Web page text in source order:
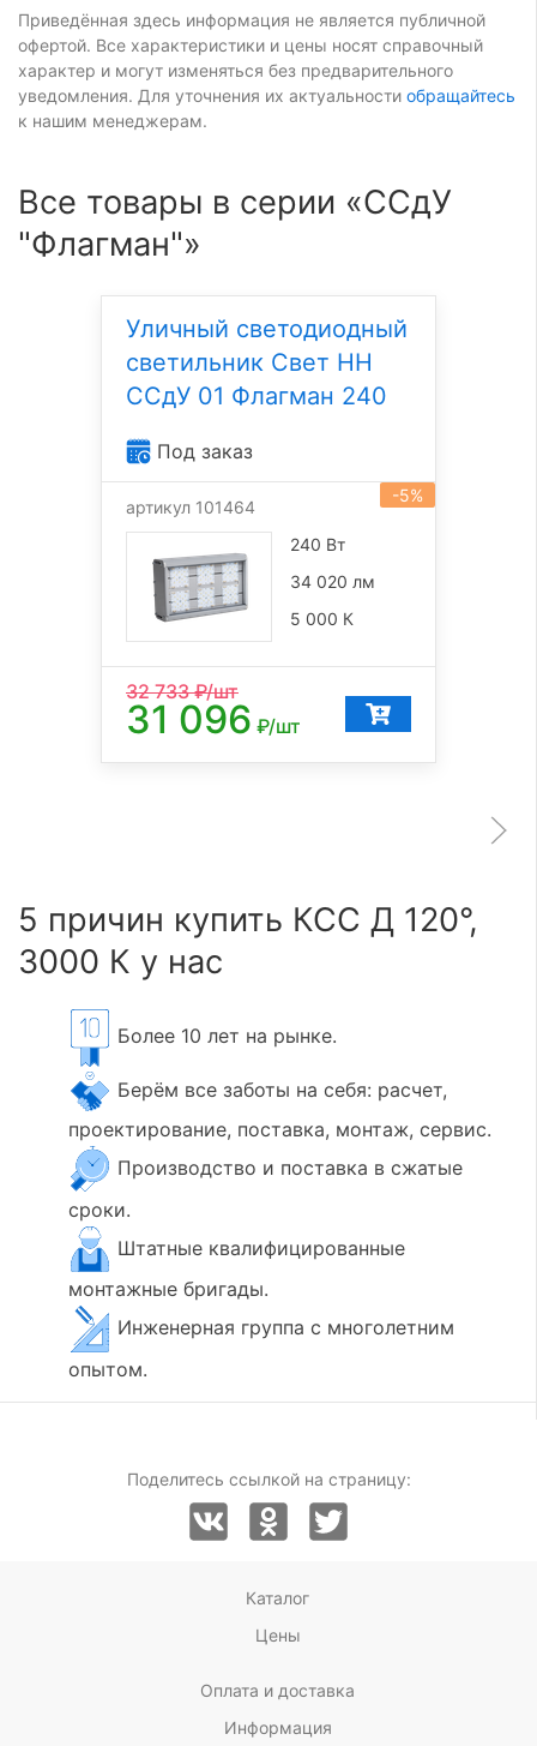
Приведённая здесь информация не является публичной
офертой. Все характеристики и цены носят справочный
характер и могут изменяться без предварительного
уведомления. Для уточнения их актуальности обращайтесь
к нашим менеджерам.
Все товары в серии «ССдУ
"Флагман"»
Уличный светодиодный
светильник Свет НН
ССдУ 01 Флагман 240
Под заказ
-5%
артикул 101464
240 Вт
34 020 лм
5 000 К
32 733₽/шт
31 096 ₽/шт
5 причин купить КСС Д 120°,
3000 К у нас
Более 10 лет на рынке.
Берём все заботы на себя: расчет,
проектирование, поставка, монтаж, сервис.
Производство и поставка в сжатые
сроки.
Штатные квалифицированные
монтажные бригады.
Инженерная группа с многолетним
опытом.
Поделитесь ссылкой на страницу:
Каталог
Цены
Оплата и доставка
Информация